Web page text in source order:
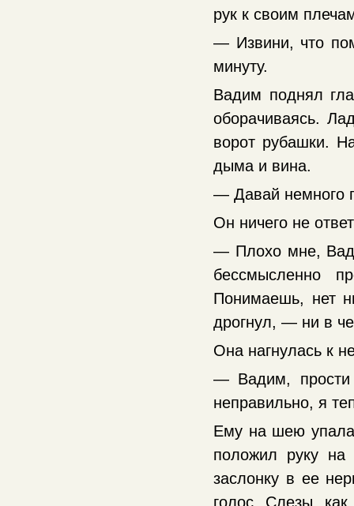
рук к своим
— Извини, что
минуту.
Вадим поднял
оборачиваясь.
ворот рубашки.
дыма и вина.
— Давай немного
Он ничего не
— Плохо мне,
бессмысленно
Понимаешь, нет
дрогнул, — ни в
Она нагнулась к
— Вадим, прости
неправильно, я
Ему на шею
положил руку на
заслонку в ее
голос. Слезы,